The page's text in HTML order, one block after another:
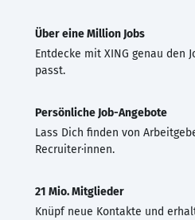
Über eine Million Jobs
Entdecke mit XING genau den
passt.
Persönliche Job-Angebote
Lass Dich finden von
Recruiter·innen.
21 Mio. Mitglieder
Knüpf neue Kontakte und